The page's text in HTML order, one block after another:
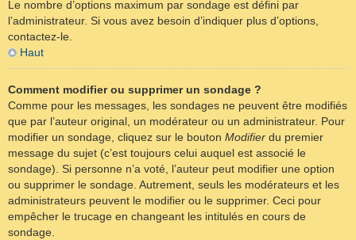
Le nombre d’options maximum par sondage est défini par
l’administrateur. Si vous avez besoin d’indiquer plus d’options,
contactez-le.
Haut
Comment modifier ou supprimer un sondage ?
Comme pour les messages, les sondages ne peuvent être modifiés
que par l’auteur original, un modérateur ou un administrateur. Pour
modifier un sondage, cliquez sur le bouton Modifier du premier
message du sujet (c’est toujours celui auquel est associé le
sondage). Si personne n’a voté, l’auteur peut modifier une option
ou supprimer le sondage. Autrement, seuls les modérateurs et les
administrateurs peuvent le modifier ou le supprimer. Ceci pour
empêcher le trucage en changeant les intitulés en cours de
sondage.